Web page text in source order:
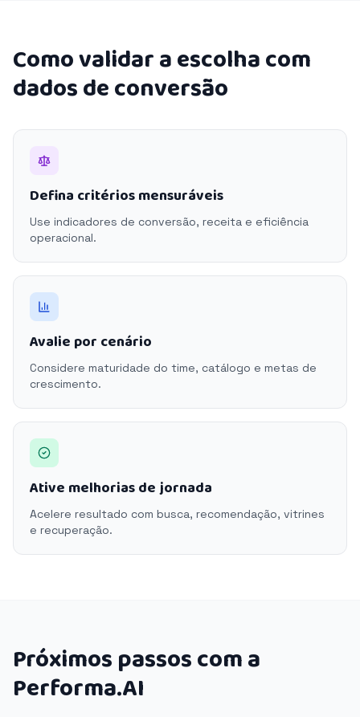
Como validar a escolha com
dados de conversão
Defina critérios mensuráveis
Use indicadores de conversão, receita e eficiência
operacional.
Avalie por cenário
Considere maturidade do time, catálogo e metas de
crescimento.
Ative melhorias de jornada
Acelere resultado com busca, recomendação, vitrines
e recuperação.
Próximos passos com a
Performa.AI